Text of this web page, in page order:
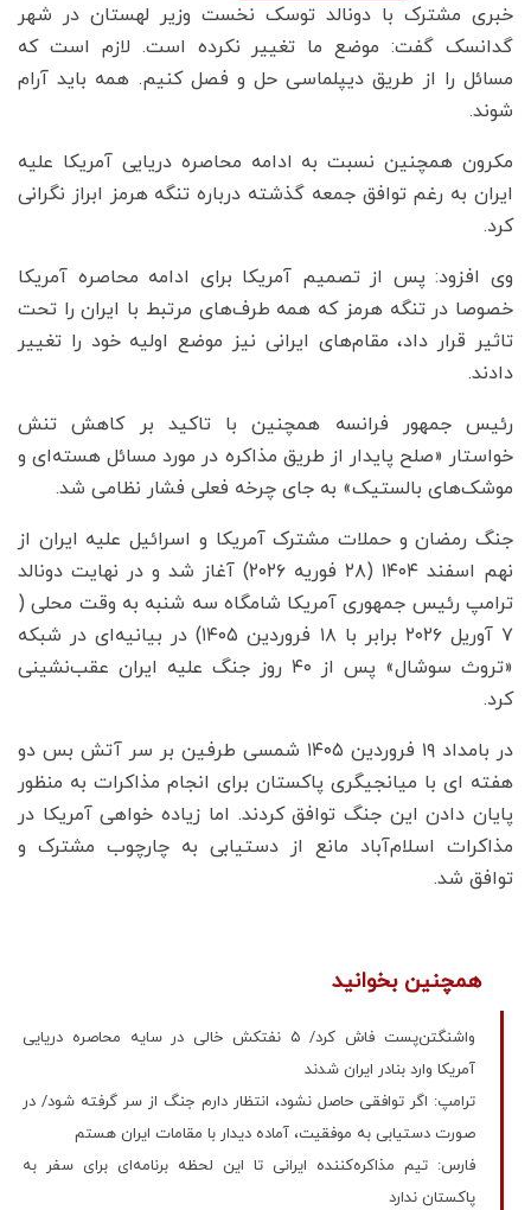
خبری مشترک با دونالد توسک نخست وزیر لهستان در شهر
گدانسک گفت: موضع ما تغییر نکرده است. لازم است که
مسائل را از طریق دیپلماسی حل و فصل کنیم. همه باید آرام
شوند.
مکرون همچنین نسبت به ادامه محاصره دریایی آمریکا علیه
ایران به رغم توافق جمعه گذشته درباره تنگه هرمز ابراز نگرانی
کرد.
وی افزود: پس از تصمیم آمریکا برای ادامه محاصره آمریکا
خصوصا در تنگه هرمز که همه طرف‌های مرتبط با ایران را تحت
تاثیر قرار داد، مقام‌های ایرانی نیز موضع اولیه خود را تغییر
دادند.
رئیس جمهور فرانسه همچنین با تاکید بر کاهش تنش
خواستار «صلح پایدار از طریق مذاکره در مورد مسائل هسته‌ای و
موشک‌های بالستیک» به جای چرخه فعلی فشار نظامی شد.
جنگ رمضان و حملات مشترک آمریکا و اسرائیل علیه ایران از
نهم اسفند ۱۴۰۴ (۲۸ فوریه ۲۰۲۶) آغاز شد و در نهایت دونالد
ترامپ رئیس جمهوری آمریکا شامگاه سه شنبه به وقت محلی (
۷ آوریل ۲۰۲۶ برابر با ۱۸ فروردین ۱۴۰۵) در بیانیه‌ای در شبکه
«تروث سوشال» پس از ۴۰ روز جنگ علیه ایران عقب‌نشینی
کرد.
در بامداد ۱۹ فروردین ۱۴۰۵ شمسی طرفین بر سر آتش بس دو
هفته ای با میانجیگری پاکستان برای انجام مذاکرات به منظور
پایان دادن این جنگ توافق کردند. اما زیاده خواهی آمریکا در
مذاکرات اسلام‌آباد مانع از دستیابی به چارچوب مشترک و
توافق شد.
همچنین بخوانید
واشنگتن‌پست فاش کرد/ ۵ نفتکش خالی در سایه محاصره دریایی
آمریکا وارد بنادر ایران شدند
ترامپ: اگر توافقی حاصل نشود، انتظار دارم جنگ از سر گرفته شود/ در
صورت دستیابی به موفقیت، آماده دیدار با مقامات ایران هستم
فارس: تیم مذاکره‌کننده ایرانی تا این لحظه برنامه‌ای برای سفر به
پاکستان ندارد